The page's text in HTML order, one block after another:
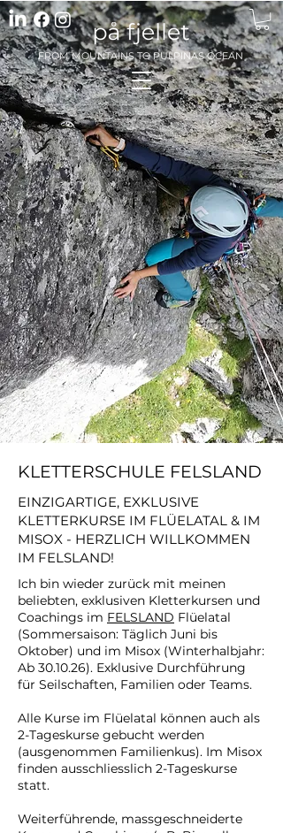
FROM MOUNTAINS TO PULPINAS OCEAN
KLETTERSCHULE FELSLAND
EINZIGARTIGE, EXKLUSIVE
KLETTERKURSE IM FLÜELATAL & IM
MISOX - HERZLICH WILLKOMMEN
IM FELSLAND!
Ich bin wieder zurück mit meinen
beliebten, exklusiven Kletterkursen und
Coachings im FELSLAND Flüelatal
(Sommersaison: Täglich Juni bis
Oktober) und im Misox (Winterhalbjahr:
Ab 30.10.26).​ Exklusive Durchführung
für Seilschaften, Familien oder Teams.
Alle Kurse im Flüelatal können auch als
2-Tageskurse gebucht werden
(ausgenommen Familienkus). Im Misox
finden ausschliesslich 2-Tageskurse
statt.
Weiterführende, massgeschneiderte